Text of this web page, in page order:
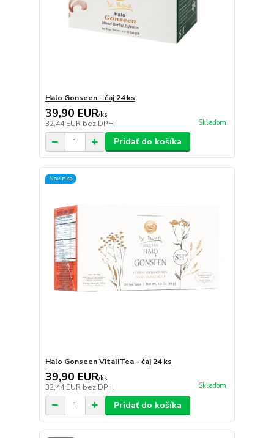
Halo Gonseen - čaj 24 ks
39,90 EUR/ks
32,44 EUR bez DPH Skladom
Pridať do košíka
Novinka
Halo Gonseen VitaliTea - čaj 24 ks
39,90 EUR/ks
32,44 EUR bez DPH Skladom
Pridať do košíka